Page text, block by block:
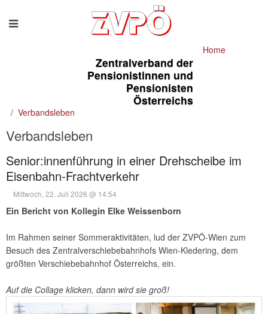
Zentralverband der
Pensionistinnen und
Pensionisten
Österreichs
Home
Verbandsleben
Verbandsleben
Senior:innenführung in einer Drehscheibe im
Eisenbahn-Frachtverkehr
Mittwoch, 22. Juli 2026 @ 14:54
Ein Bericht von Kollegin Elke Weissenborn
Im Rahmen seiner Sommeraktivitäten, lud der ZVPÖ-Wien zum
Besuch des Zentralverschiebebahnhofs Wien-Kledering, dem
größten Verschiebebahnhof Österreichs, ein.
Auf die Collage klicken, dann wird sie groß!